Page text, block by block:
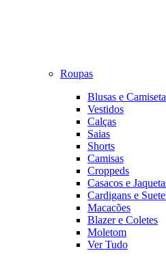
Roupas
Blusas e
Vestidos
Calças
Saias
Shorts
Camisas
Croppeds
Casacos e
Cardigans e
Macacões
Blazer e Coletes
Moletom
Ver Tudo